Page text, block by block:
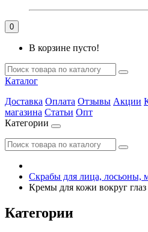
0
В корзине пусто!
Каталог
Доставка Оплата Отзывы Акции
магазина Статьи Опт
Категории
Скрабы для лица, лосьоны,
Кремы для кожи вокруг
Категории